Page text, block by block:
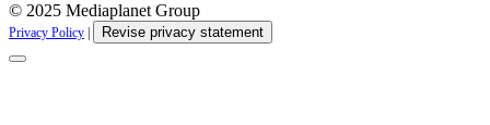
© 2025 Mediaplanet Group
Privacy Policy Revise privacy statement